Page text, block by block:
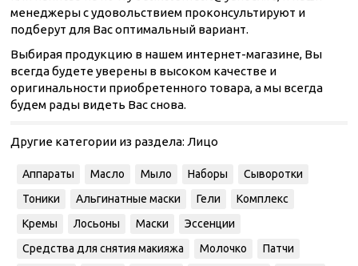
менеджеры с удовольствием проконсультируют и
подберут для Вас оптимальный вариант.
Выбирая продукцию в нашем интернет-магазине, Вы
всегда будете уверены в высоком качестве и
оригинальности приобретенного товара, а мы всегда
будем рады видеть Вас снова.
Другие категории из раздела: Лицо
Аппараты Масло Мыло Наборы
Сыворотки
Тоники
Альгинатные маски Гели
Комплекс
Кремы
Лосьоны Маски
Эссенции
Средства для снятия макияжа
Молочко
Патчи